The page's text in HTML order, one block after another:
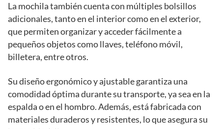
La mochila también cuenta con múltiples bolsillos
adicionales, tanto en el interior como en el exterior,
que permiten organizar y acceder fácilmente a
pequeños objetos como llaves, teléfono móvil,
billetera, entre otros.
Su diseño ergonómico y ajustable garantiza una
comodidad óptima durante su transporte, ya sea en la
espalda o en el hombro. Además, está fabricada con
materiales duraderos y resistentes, lo que asegura su